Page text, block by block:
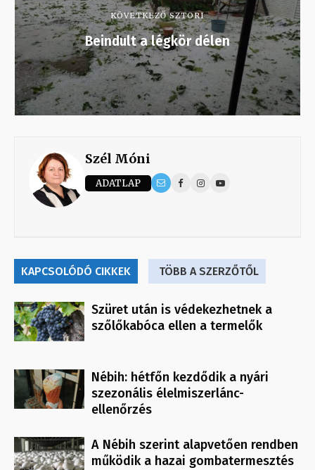
KÖVETKEZŐ SZTORI
Beindult a légkör délen
Szél Móni
ADATLAP
KAPCSOLÓDÓ CIKKEK TÖBB A SZERZŐTŐL
Szüret után is védekezhetnek a
szőlőkabóca ellen a termelők
Nébih: hétfőn kezdődik a nyári
szezonális élelmiszerlánc-
ellenőrzés
A Nébih szerint alapvetően rendben
működik a hazai gombatermesztés